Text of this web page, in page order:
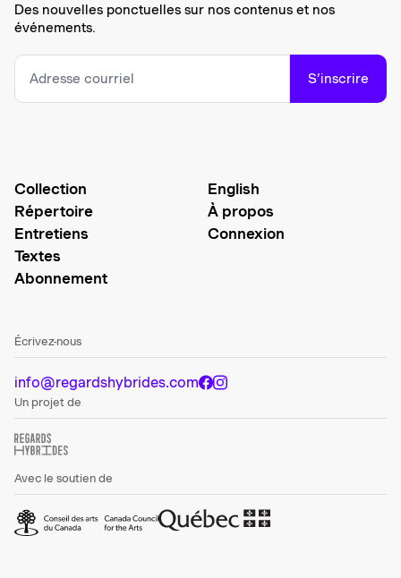
Des nouvelles ponctuelles sur nos contenus et nos
événements.
S’inscrire
Collection
Répertoire
Entretiens
Textes
Abonnement
English
À propos
Connexion
Écrivez-nous
info@regardshybrides.com
Un projet de
Avec le soutien de